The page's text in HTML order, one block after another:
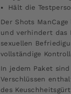
Hält die
Der Shots
und verhindert das
sexuellen
vollständige
In jedem Paket
Verschlüssen
des